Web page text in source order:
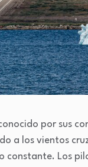
por sus
a los vientos
constante. Los